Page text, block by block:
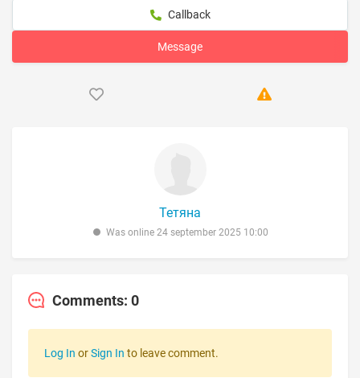
Callback
Message
Тетяна
Was online 24 september 2025 10:00
Comments: 0
Log In orSign In to leave comment.